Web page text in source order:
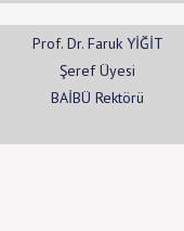
Prof. Dr. Faruk YİĞİT
Şeref Üyesi
BAİBÜ Rektörü